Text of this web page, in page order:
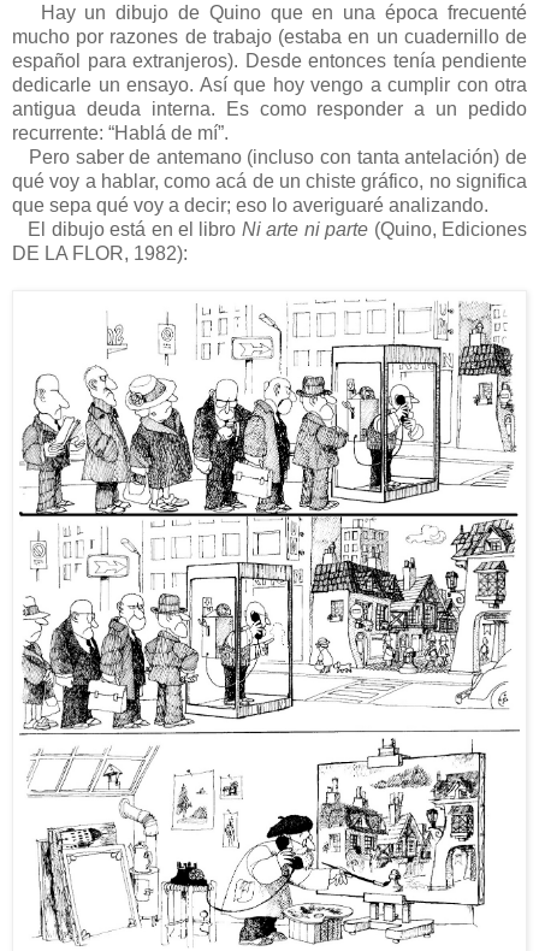
Hay un dibujo de Quino que en una época frecuenté
mucho por razones de trabajo (estaba en un cuadernillo de
español para extranjeros). Desde entonces tenía pendiente
dedicarle un ensayo. Así que hoy vengo a cumplir con otra
antigua deuda interna. Es como responder a un pedido
recurrente: “Hablá de mí”.
Pero saber de antemano (incluso con tanta antelación) de
qué voy a hablar, como acá de un chiste gráfico, no significa
que sepa qué voy a decir; eso lo averiguaré analizando.
El dibujo está en el libro Ni arte ni parte (Quino, Ediciones
DE LA FLOR, 1982):